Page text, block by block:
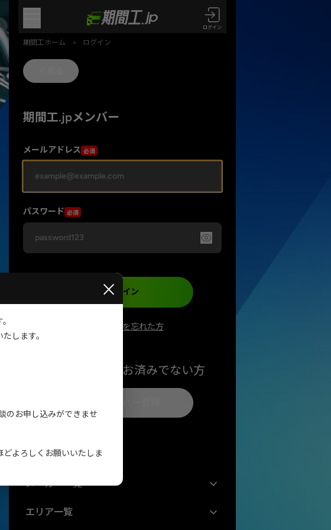
ログイン
期間工ホーム > ログイン
期間工.jpメンバー
メールアドレス 必須
パスワード 必須
ログイン
パスワードを忘れた方
メンバー登録がお済みでない方
メーカー一覧
エリア一覧
×
します。
のお申し込みができませ
よろしくお願いいたしま